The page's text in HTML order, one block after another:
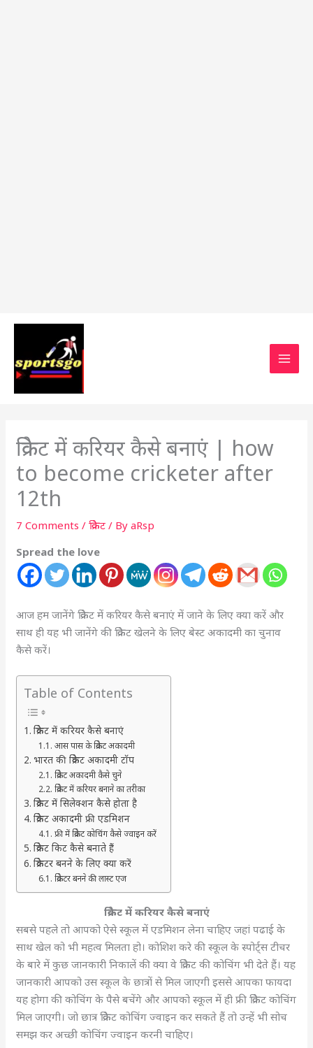
क्रिकेट में करियर कैसे बनाएं | how
to become cricketer after
12th
7 Comments /क्रिकेट / ByaRsp
Spread the love
आज हम जानेंगे क्रिकेट में करियर कैसे बनाएं में जाने के लिए क्या करें और
साथ ही यह भी जानेंगे की क्रिकेट खेलने के लिए बेस्ट अकादमी का चुनाव
कैसे करें।
Table of Contents
क्रिकेट में करियर कैसे बनाएं
आस पास के क्रिकेट अकादमी
भारत की क्रिकेट अकादमी टॉप
क्रिकेट अकादमी कैसे चुने
क्रिकेट में करियर बनाने का तरीका
क्रिकेट में सिलेक्शन कैसे होता है
क्रिकेट अकादमी फ्री एडमिशन
फ्री में क्रिकेट कोचिंग कैसे ज्वाइन करें
क्रिकेट किट कैसे बनाते हैं
क्रिकेटर बनने के लिए क्या करें
क्रिकेटर बनने की लास्ट एज
क्रिकेट में करियर कैसे बनाएं
सबसे पहले तो आपको ऐसे स्कूल में एडमिशन लेना चाहिए जहां पढाई के
साथ खेल को भी महत्व मिलता हो। कोशिश करे की स्कूल के स्पोर्ट्स टीचर
के बारे में कुछ जानकारी निकालें की क्या वे क्रिकेट की कोचिंग भी देते हैं। यह
जानकारी आपको उस स्कूल के छात्रों से मिल जाएगी इससे आपका फायदा
यह होगा की कोचिंग के पैसे बचेंगे और आपको स्कूल में ही फ्री क्रिकेट कोचिंग
मिल जाएगी। जो छात्र क्रिकेट कोचिंग ज्वाइन कर सकते हैं तो उन्हें भी सोच
समझ कर अच्छी कोचिंग ज्वाइन करनी चाहिए।